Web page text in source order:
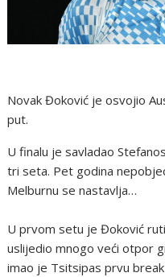
Novak Đoković je osvojio
put.
U finalu je savladao
tri seta. Pet godina
Melburnu se nastavlja…
U prvom setu je Đoković
uslijedio mnogo veći otpor
imao je Tsitsipas prvu